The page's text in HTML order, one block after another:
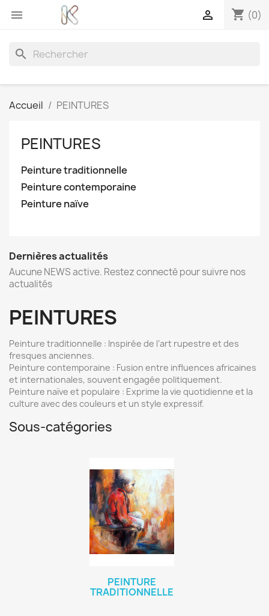
 shopping_cart (0)

search
Accueil PEINTURES
PEINTURES
Peinture traditionnelle
Peinture contemporaine
Peinture naïve
Dernières actualités
Aucune NEWS active. Restez connecté pour suivre nos
actualités
PEINTURES
Peinture traditionnelle : Inspirée de l’art rupestre et des
fresques anciennes.
Peinture contemporaine : Fusion entre influences africaines
et internationales, souvent engagée politiquement.
Peinture naïve et populaire : Exprime la vie quotidienne et la
culture avec des couleurs et un style expressif.
Sous-catégories
PEINTURE
TRADITIONNELLE